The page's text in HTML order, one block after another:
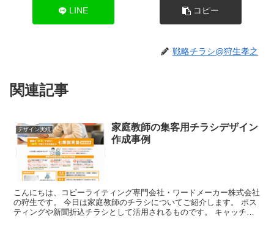
LINE コピー
戦略チラシ@狩生孝之
関連記事
デザイン実績
家庭教師の集客用チラシデザイン
作成事例
こんにちは、コピーライティング専門会社・ワードメーカー株式会社
の狩生です。 今日は家庭教師のチラシについてご紹介します。 ポス
ティングや新聞折込チラシとして活用されるものです。 キャッチコ